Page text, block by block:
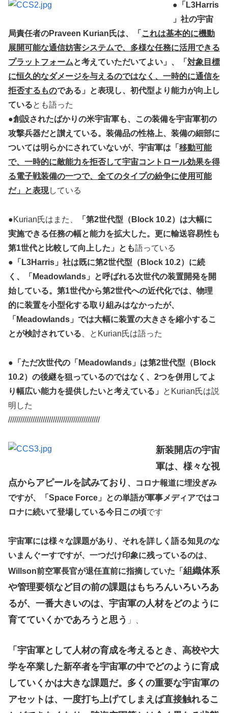
● 「L3Harris
」社の宇宙
局責任者のPraveen Kurian氏は、「 これは基本的に機動
展開可能な通信妨害システムで、多様な任務に活用できる
プラットフォームと考えていただいてよい」、「 対象目標
に恒久的なダメージを与えるのではなく、一時的に通信を
拒否するものである」と表現し、初代型より能力が向上し
ているとも語った
●創設されたばかりの米宇宙軍も、この装備を宇宙軍初の
攻撃兵器だと讃えている。装備品の性格上、装備の細部に
ついては明らかにされていないが、宇宙軍は「 移動可能
で、一時的に敵能力を拒否して宇宙コントロール効果を得
る電子戦装備の一つで、全てのタイプの紛争に使用可能
だ」と表現している
●Kurian氏はまた、
「第2世代型（Block 10.2）は大幅に
実施できる任務の幅と能力を拡大した。更に輸送容易性も
第1世代と比較して向上した」とも語っている
● 「L3Harris」社は既に第2世代型（Block 10.2）に続
く、「Meadowlands」と呼ばれる次世代の装置開発を開
始している。第1世代から第2世代への近代化では、物理
的に装置を小型化する取り組みはなかったが、
「Meadowlands」では大幅に装置の大きさを縮小するこ
とが検討されている 、とKurian氏は語った
● 「ただ次世代の「Meadowlands」は第2世代型（Block
10.2）の後継を狙っているのではなく、2つを併用してよ
り幅広い能力を提供したいと考えている」
とKurian氏は説
明した
/////////////////////////////////////////////
新装開店の宇宙
軍は、様々な視
点からアピールを試みており 、コロナ報道に埋没ぎみ
ですが、「Space Force」との単語が軍事メディアではコ
ロナに続いて登場している今日この頃です
宇宙軍には様々な課題があり、それを詳しく語る知見のな
いまんぐーすですが、一つだけ印象に残っているのは、
Willson前空軍長官が退任直前に指摘していた「 組織体系
や管理要領など目の前の課題はもちろんいろいろあ
るが、一番大きいのは、宇宙軍の人材をどのように
育てていくかであろうと思う 」、
「宇宙軍として人材の育成を考えるとき、高校や大
学を卒業した新卒者を宇宙軍の中でどのように育成
していくかは大きな課題だ。多くの重要な宇宙軍の
アセットは、一度打ち上げてしまえば直接触れるこ